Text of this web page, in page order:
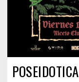
POSEIDOTICA